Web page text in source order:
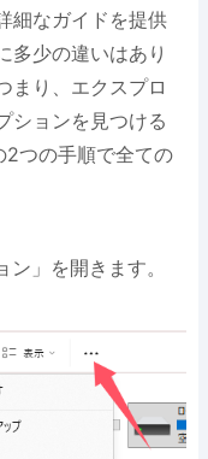
細なガイドを提供
多少の違いはあり
まり、エクスプロ
ションを見つける
つの手順で全ての
」を開きます。